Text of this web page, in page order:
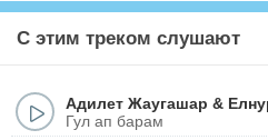
С этим треком слушают
Адилет Жаугашар &
Гул ап барам